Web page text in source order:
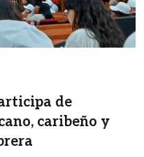
de
caribeño y